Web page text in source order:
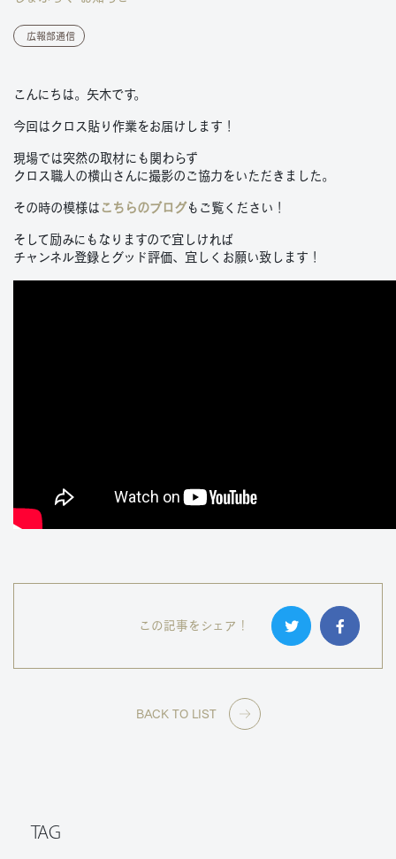
広報部通信
こんにちは。矢木です。
今回はクロス貼り作業をお届けします！
現場では突然の取材にも関わらず
クロス職人の横山さんに撮影のご協力をいただきました。
その時の模様は こちらのブログ もご覧ください！
そして励みにもなりますので宜しければ
チャンネル登録とグッド評価、宜しくお願い致します！
この記事をシェア！
BACK TO LIST
TAG